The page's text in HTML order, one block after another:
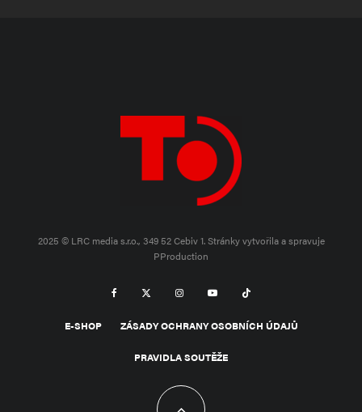
2025 © LRC media s.r.o., 349 52 Cebiv 1.Stránky vytvořila a spravuje
PProduction
E-SHOP ZÁSADY OCHRANY OSOBNÍCH ÚDAJŮ
PRAVIDLA SOUTĚŽE